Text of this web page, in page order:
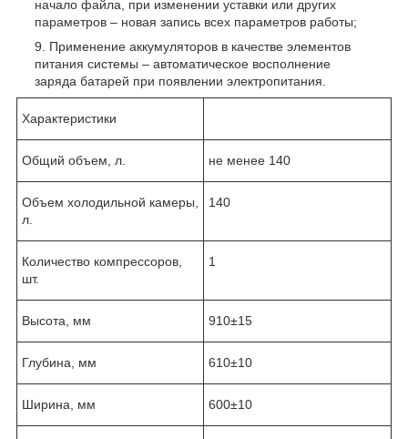
начало файла, при изменении уставки или других
параметров – новая запись всех параметров работы;
Применение аккумуляторов в качестве элементов
питания системы – автоматическое восполнение
заряда батарей при появлении электропитания.
Характеристики
Общий объем, л. не менее 140
Объем холодильной камеры,
л.
140
Количество компрессоров,
шт.
1
Высота, мм 910±15
Глубина, мм 610±10
Ширина, мм 600±10